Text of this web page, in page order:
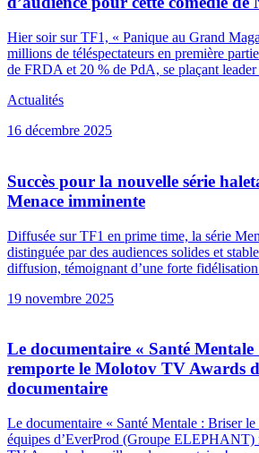
Hier soir sur TF1, « Panique au Grand
millions de téléspectateurs en première
de FRDA et 20 % de PdA, se plaçant leader
Actualités
16 décembre 2025
Succès pour la nouvelle série
Menace imminente
Diffusée sur TF1 en prime time, la série
distinguée par des audiences solides et
diffusion, témoignant d’une forte
19 novembre 2025
Le documentaire « Santé
remporte le Molotov TV Awards
documentaire
Le documentaire « Santé Mentale : Briser
équipes d’EverProd (Groupe